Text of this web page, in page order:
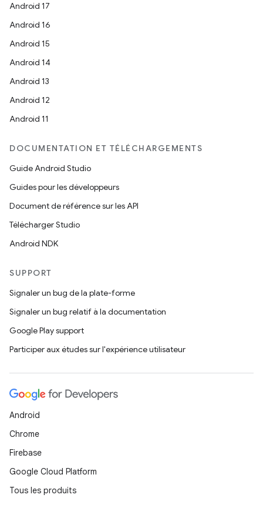
Android 17
Android 16
Android 15
Android 14
Android 13
Android 12
Android 11
DOCUMENTATION ET TÉLÉCHARGEMENTS
Guide Android Studio
Guides pour les développeurs
Document de référence sur les API
Télécharger Studio
Android NDK
SUPPORT
Signaler un bug de la plate-forme
Signaler un bug relatif à la documentation
Google Play support
Participer aux études sur l'expérience utilisateur
Android
Chrome
Firebase
Google Cloud Platform
Tous les produits